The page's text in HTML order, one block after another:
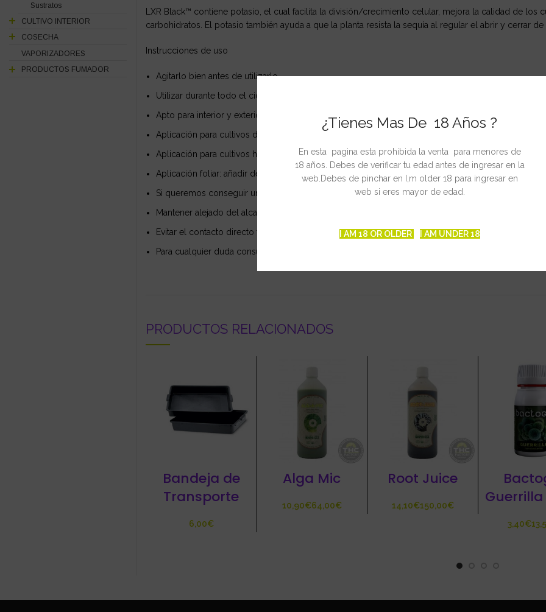
¿Tienes Mas De 18 Años ?
En esta pagina esta prohibida la venta para menores de
18 años. Debes de verificar tu edad antes de ingresar en la
web.Debes de pinchar en I,m older 18 para ingresar en
web si eres mayor de edad.
I AM 18 OR OLDER I AM UNDER 18
LXR Black™ contiene potasio, el cual facilita la división/crecimiento celular, mejora la calidad de los
carbohidratos. El potasio también ayuda a que la planta resista la sequía al regular el abrir y cerrar
Instrucciones de uso
Agitarlo bien antes de utilizarlo
Utilizar durante todo el ciclo vital de la planta
Apto para interior y exterior
Aplicación para cultivos de tierra y coco: añadir una dosis de 2 ml por cada litro de agua dos
Aplicación para cultivos hidropónicos: añadir una dosis de 2 ml por cada litro de agua y repetir
Aplicación foliar: añadir de 2 a 4 ml por cada litro de agua dos veces a lo largo del crecimiento y
Si queremos conseguir unos resultados profesionales es recomendable utilizar medidores de PH
Mantener alejado del alcance de los niños
Evitar el contacto directo tanto en los ojos como en la cara
Para cualquier duda consultar las tablas de cultivo de Grotek
PRODUCTOS RELACIONADOS
Bandeja de
Transporte
€
Alga Mic
€ €
Root Juice
€ €
€
Sustratos
CULTIVO INTERIOR
COSECHA
VAPORIZADORES
PRODUCTOS FUMADOR